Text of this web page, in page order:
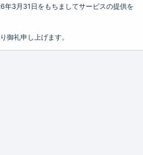
年3月31日をもちましてサービスの提供を
御礼申し上げます。